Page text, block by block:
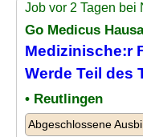
Job vor 2 Tagen bei
Go Medicus
Medizinische:r
Werde Teil des
• Reutlingen
Abgeschlossene